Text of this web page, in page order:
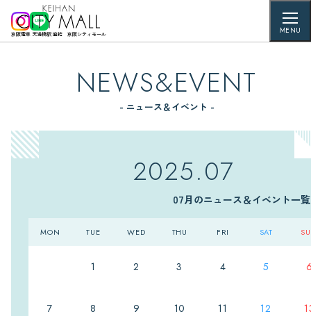
京阪電車 天満橋駅 直結 京阪シティモール MENU
NEWS&EVENT
- ニュース＆イベント -
2025.07
07月のニュース＆イベント一覧
MON TUE WED THU FRI SAT
1 2 3 4 5
7 8 9 10 11 12